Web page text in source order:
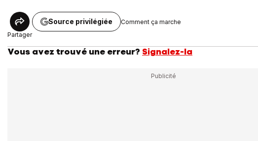
Partager
Source privilégiée Comment ça marche
Vous avez trouvé une erreur? Signalez-la